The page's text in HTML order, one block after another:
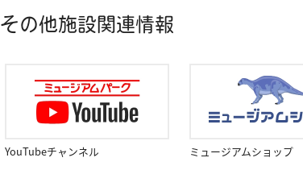
その他施設関連情報
YouTubeチャンネル ミュージアムショップ